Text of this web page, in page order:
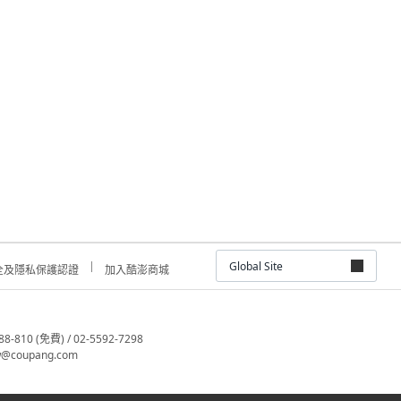
及隱私保護認證 加入酷澎商城 Global Site
810 (免費) / 02-5592-7298